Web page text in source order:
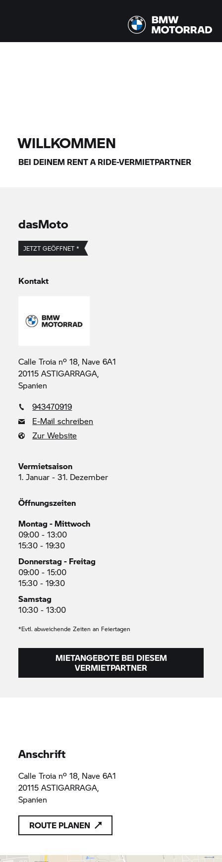
WILLKOMMEN
BEI DEINEM RENT A RIDE-VERMIETPARTNER
dasMoto
JETZT GEÖFFNET *
Kontakt
Calle Troia nº 18, Nave 6A1
20115 ASTIGARRAGA,
Spanien
943470919
E-Mail schreiben
Zur Website
Vermietsaison
1. Januar - 31. Dezember
Öffnungszeiten
Montag - Mittwoch
09:00 - 13:00
15:30 - 19:30
Donnerstag - Freitag
09:00 - 15:00
15:30 - 19:30
Samstag
10:30 - 13:00
*Evtl. abweichende Zeiten an Feiertagen
MIETANGEBOTE BEI DIESEM
VERMIETPARTNER
Anschrift
Calle Troia nº 18, Nave 6A1
20115 ASTIGARRAGA,
Spanien
ROUTE PLANEN